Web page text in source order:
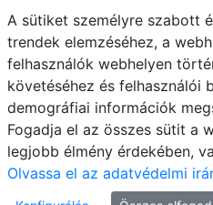
E-mail Telefonkönyv
A sütiket személyre szabott
trendek elemzéséhez, a
felhasználók webhelyen
követéséhez és felhasználói
demográfiai információk
Fogadja el az összes sütit a
legjobb élmény érdekében,
Olvassa el az adatvédelmi